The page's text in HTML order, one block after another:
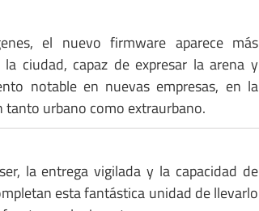
el nuevo firmware aparece más
ciudad, capaz de expresar la arena y
notable en nuevas empresas, en la
tanto urbano como extraurbano.
la entrega vigilada y la capacidad de
esta fantástica unidad de llevarlo